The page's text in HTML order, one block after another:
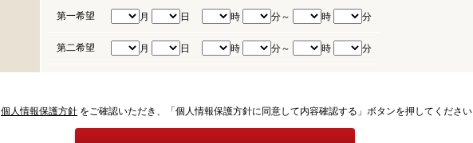
第一希望
月 日 時 分～ 時 分
第二希望 月 日 時 分～ 時 分
個人情報保護方針 をご確認いただき、「個人情報保護方針に同意して内容確認する」ボタンを押してください